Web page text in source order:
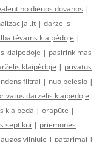
dienos dovanos |
| darzelis
tėvams klaipėdoje |
klaipėdoje | pasirinkimas
klaipėdoje | privatus
filtrai | nuo pelesio |
darzelis klaipedoje
klaipeda | orapūte |
septikui | priemonės
vilniuje | patarimai |